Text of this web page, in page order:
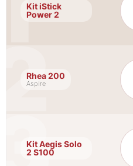
Kit iStick
Power 2
Rhea 200
Aspire
Kit Aegis Solo
2 S100